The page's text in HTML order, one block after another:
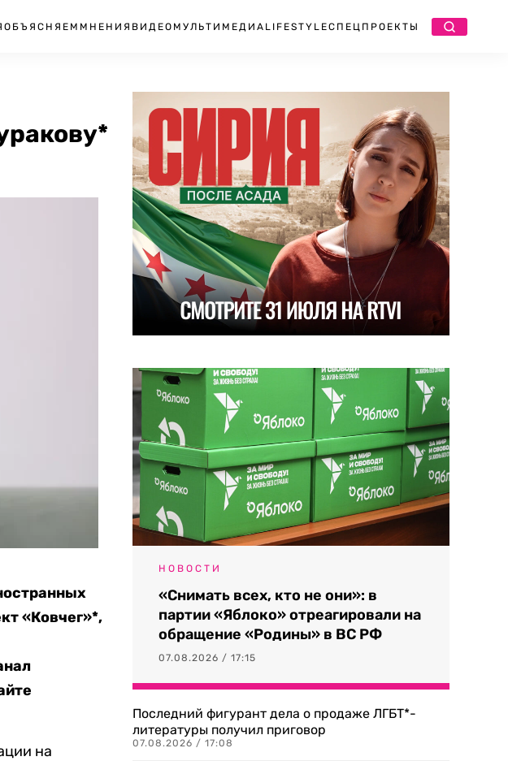
ОБЪЯСНЯЕМ МНЕНИЯ ВИДЕО МУЛЬТИМЕДИА LIFESTYLEСПЕЦПРОЕКТЫ
«Ковчег»*,
на
НОВОСТИ
«Снимать всех, кто не они»: в
партии «Яблоко» отреагировали на
обращение «Родины» в ВС РФ
07.08.2026 / 17:15
Последний фигурант дела о продаже ЛГБТ*-
литературы получил приговор
07.08.2026 / 17:08